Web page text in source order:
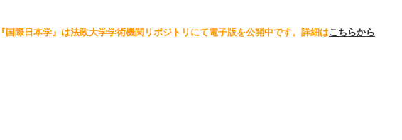
『国際日本学』は法政大学学術機関リポジトリにて電子版を公開中です。詳細はこちらから